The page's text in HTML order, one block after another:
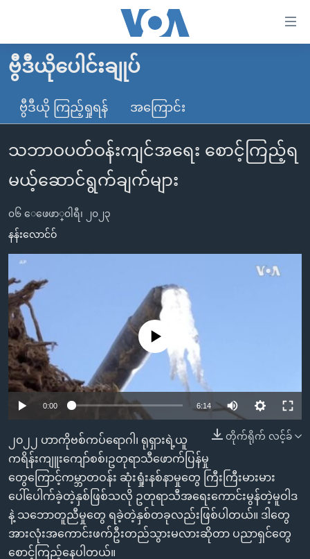
လွယ်ကူ
စေ
သည့်
များ
ပင်မ
သို့
ကျော်
ကြည့်
ရန်
ပင်မ
အ
ညွန်း
စာမျက်နှာ
သို့
ကျော်
ကြည့်
ရှာဖွေ
ရန်
နေရာ
သို့
ကျော်
ရန်
မူလစာမျက်နှာ
မြန်မာ
ကမ္ဘာ့သတင်းများ
နိုင်ငံတကာ
အမေရိကန်
အစ္စရေး-ပါလက်စတိုင်း
ဗွီဒီယို
သတင်းလွတ်လပ်ခွင့်
ရပ်ဝန်းတခု လမ်းတခု အလွန်
အင်္ဂလိပ်စာလေ့လာမယ်
ရုပ်ရှင်ထဲက အင်္ဂလိပ်စာ
သုတပဒေသာ အင်္ဂလိပ်စာ
တီဗွီ
ရေဒီယို/တီဗွီအစီအစဉ်
Learning English
ဗွီအိုအေ လူမှုကွန်ယက်များ
ဘာသာစကားများ
ဗွီဒီယိုပေါင်းချုပ်
ဗွီဒီယို ကြည့်ရှုရန် အကြောင်း
သဘာဝပတ်ဝန်းကျင်အရေး စောင့်ကြည့်ရ
မယ့်ဆောင်ရွက်ချက်များ
၀၆ ေဖေဖာ္၀ါရီ၊ ၂၀၂၃
နန်းလောင်ဝ်
No media source currently available
0:00 6:14
တိုက်ရိုက် လင့်ခ်
၂၀၂၂ ဟာကိုဗစ်ကပ်ရောဂါ၊ ရုရှားရဲ့ယူ
ကရိန်းကျူးကျော်စစ်၊ဥတုရာသီဖောက်ပြန်မှု
တွေကြောင့်ကမ္ဘာတဝန်း ဆုံးရှုံးနစ်နာမှုတွေ ကြီးကြီးမားမား
ပေါ်ပေါက်ခဲ့တဲ့နှစ်ဖြစ်သလို ဥတုရာသီအရေးကောင်းမွန်တဲ့မူဝါဒ
နဲ့ သဘောတူညီမှုတွေ ရခဲ့တဲ့နှစ်တခုလည်းဖြစ်ပါတယ်။ ဒါတွေ
အားလုံးအကောင်းဖက်ဦးတည်သွားမလားဆိုတာ ပညာရှင်တွေ
စောင့်ကြည့်နေပါတယ်။